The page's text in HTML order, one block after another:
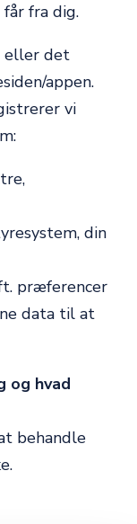
fra dig.
eller det
appen.
vi
din
præferencer
data til at
og hvad
behandle